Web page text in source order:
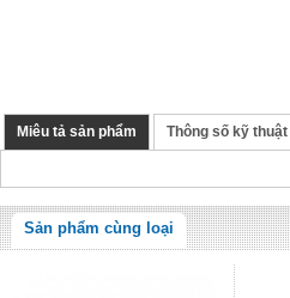
Miêu tả sản phẩm Thông số kỹ thuật
Sản phẩm cùng loại